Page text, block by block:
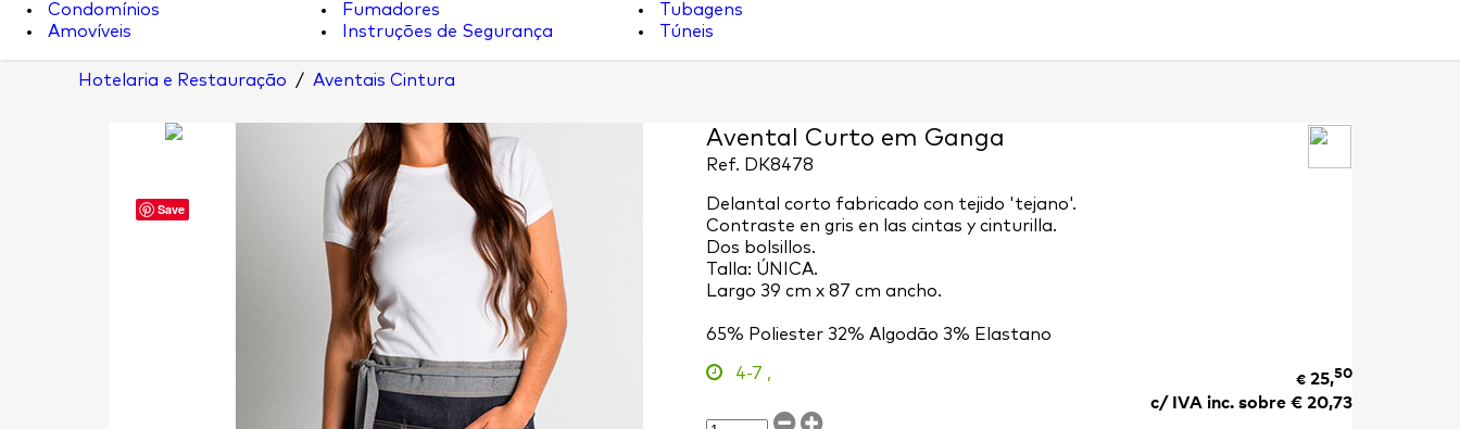
Condomínios
Amovíveis
Fumadores
Instruções de Segurança
Tubagens
Túneis
Hotelaria e Restauração / Aventais Cintura
Save
Avental Curto em Ganga
Ref. DK8478
Delantal corto fabricado con tejido 'tejano'.
Contraste en gris en las cintas y cinturilla.
Dos bolsillos.
Talla: ÚNICA.
Largo 39 cm x 87 cm ancho.
65% Poliester 32% Algodão 3% Elastano
4-7 , €25,50
c/ IVA inc. sobre €20,73